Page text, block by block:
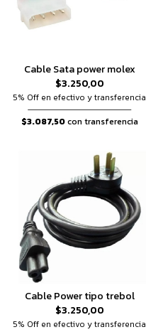
Cable Sata power molex
$3.250,00
5% Off en efectivo y transferencia
$3.087,50con transferencia
Cable Power tipo trebol
$3.250,00
5% Off en efectivo y transferencia